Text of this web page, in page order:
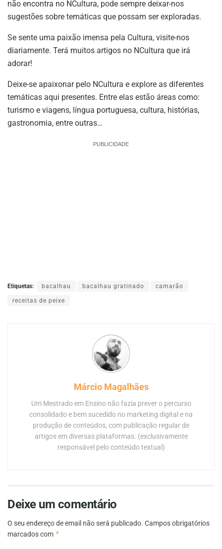
não encontra no NCultura, pode sempre deixar-nos
sugestões sobre temáticas que possam ser exploradas.
Se sente uma paixão imensa pela Cultura, visite-nos
diariamente. Terá muitos artigos no NCultura que irá
adorar!
Deixe-se apaixonar pelo NCultura e explore as diferentes
temáticas aqui presentes. Entre elas estão áreas como:
turismo e viagens, língua portuguesa, cultura, histórias,
gastronomia, entre outras…
PUBLICIDADE
Etiquetas: bacalhau bacalhau gratinado camarão
receitas de peixe
Márcio Magalhães
Um Mestrado em Ensino não fazia prever o percurso
consolidado e bem sucedido no marketing digital e na
produção de conteúdos, com publicação regular de
artigos em diversas plataformas. (exclusivamente
responsável pelo conteúdo textual)
Deixe um comentário
O seu endereço de email não será publicado. Campos obrigatórios
marcados com *